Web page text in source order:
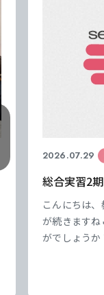
2026.07.29
総合実習2期
こんにちは
が続きます
がでしょう